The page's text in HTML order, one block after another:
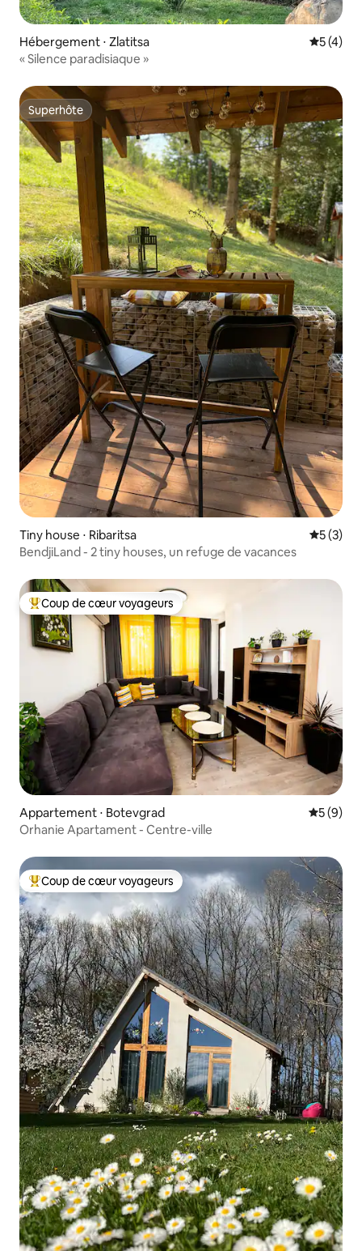
Hébergement ⋅ Zlatitsa
5 (4)
« Silence paradisiaque »
Superhôte
Superhôte
Tiny house ⋅ Ribaritsa
5 (3)
BendjiLand - 2 tiny houses, un refuge de vacances
Coups de cœur voyageurs les plus appréciés
Coup de cœur voyageurs
Appartement ⋅ Botevgrad
5 (9)
Orhanie Apartament - Centre-ville
Coups de cœur voyageurs les plus appréciés
Coup de cœur voyageurs